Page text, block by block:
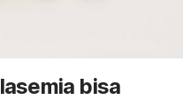
bisa